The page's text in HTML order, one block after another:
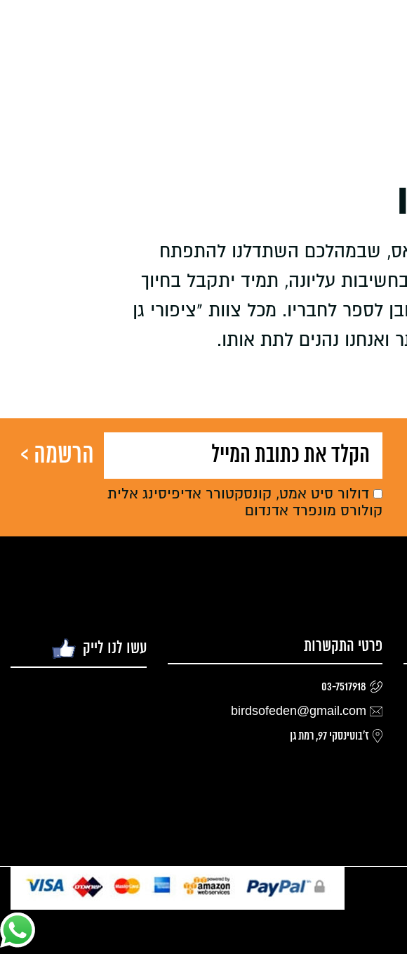
12 שנים ע"י אבי אליאס, שבמהלכם השתדלנו להתפתח
עליונה, תמיד יתקבל בחיוך
לספר לחבריו. מכל צוות "ציפורי גן
נהנים לתת אותו.
דולור סיט אמט, קונסקטורר אדיפיסינג אלית
קולורס מונפרד אדנדום
פרטי התקשרות
03-7517918
birdsofeden@gmail.com
ז׳בוטינסקי 97, רמת גן
עשו לנו לייק